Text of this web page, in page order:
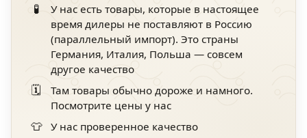
🧪
У нас есть товары, которые в настоящее
время дилеры не поставляют в Россию
(параллельный импорт). Это страны
Германия, Италия, Польша — совсем
другое качество
🗓️
Там товары обычно дороже и намного.
Посмотрите цены у нас
👕 У нас проверенное качество